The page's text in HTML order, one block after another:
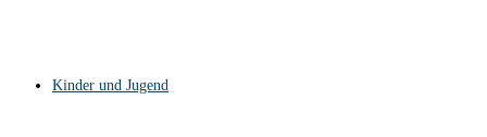
Kinder und Jugend